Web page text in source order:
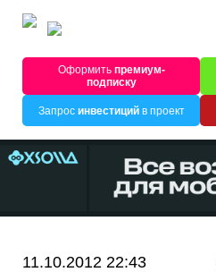
Оформитьпремиум-
подписку
Запрос инвестицийв проект
11.10.2012 22:43